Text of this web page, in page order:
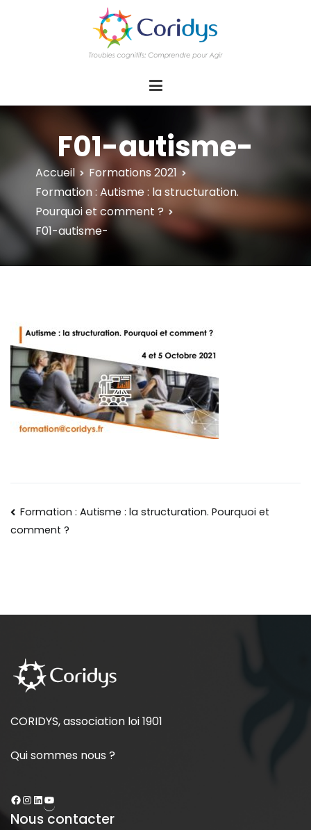
d'actions Information Accompagnement
Innovation/E­xpertise Formations autour des
troubles cognitifs dys ou acquis
F01-autisme-
Accueil
Formations 2021
Formation : Autisme : la structuration.
Pourquoi et comment ?
F01-autisme-
Formation : Autisme : la structuration. Pourquoi et
comment ?
CORIDYS, association loi 1901
Qui sommes nous ?
Nous contacter